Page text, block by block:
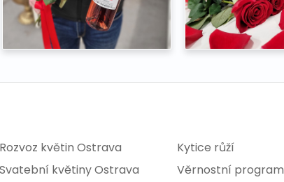
Rozvoz květin Ostrava
Svatební květiny Ostrava
Kytice růží
Věrnostní program